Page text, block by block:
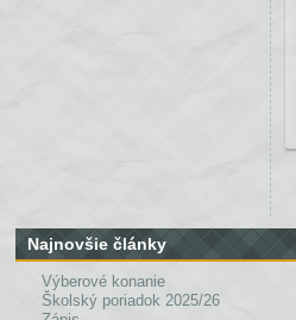
Najnovšie články
Výberové konanie
Školský poriadok 2025/26